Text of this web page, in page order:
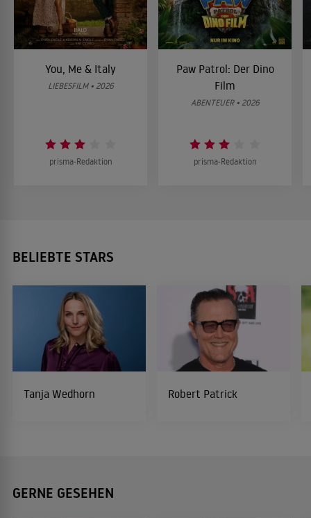
You, Me & Italy
LIEBESFILM • 2026
prisma-Redaktion
Paw Patrol: Der Dino
Film
ABENTEUER • 2026
prisma-Redaktion
BELIEBTE STARS
Tanja Wedhorn Robert Patrick
GERNE GESEHEN